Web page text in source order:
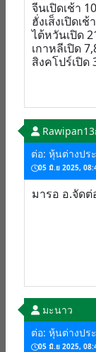
จีนเปิดเช้า
ฮั่งเส็งเปิดเ
ไต้หวันเปิด
เกาหลีเปิด
สิงคโปร์เปิด
Rawipan13
ต่อ: หุ้นต่างปร
05 มิ.ย 2025,
มารอ อ.จัดต่
มะนาว
ต่อ: หุ้นต่างปร
05 มิ.ย 2025,